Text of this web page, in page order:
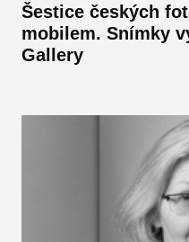
Šestice českých
mobilem. Snímky
Gallery